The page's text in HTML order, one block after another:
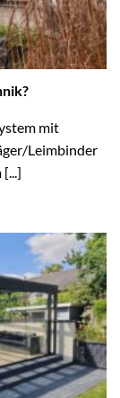
mit
Leimbinder